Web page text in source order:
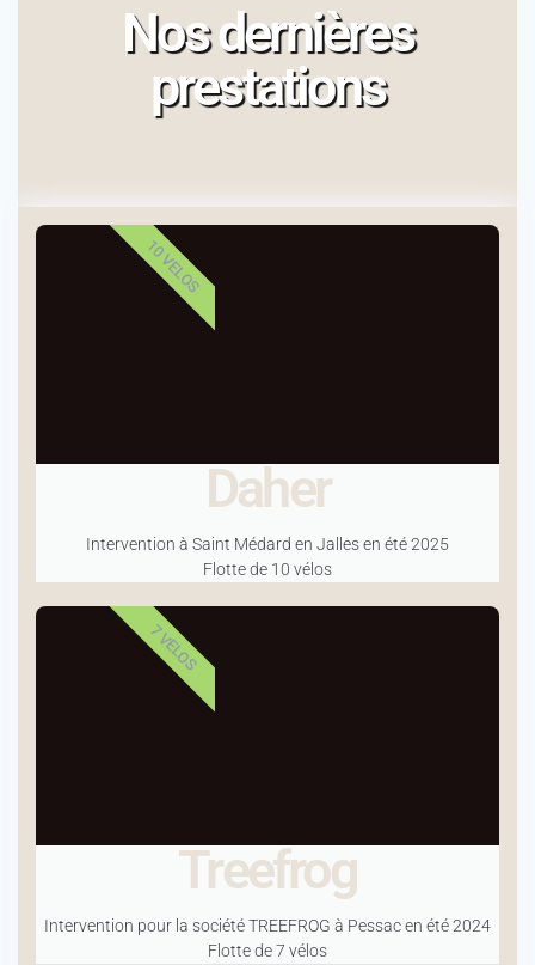
Nos dernières
prestations
Daher
Intervention à Saint Médard en Jalles en été 2025
Flotte de 10 vélos
10 VELOS
Treefrog
Intervention pour la société TREEFROG à Pessac en été 2024
Flotte de 7 vélos
7 VELOS